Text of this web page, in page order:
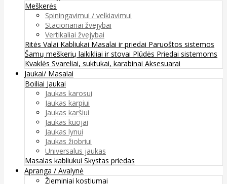
Meškerės
Spiningavimui / velkiavimui
Stacionariai žvejybai
Vertikaliai žvejybai
Ritės Valai Kabliukai Masalai ir priedai Paruoštos sistemos
Šamų meškerių laikikliai ir stovai Plūdės Priedai sistemoms
Kvaklės Svareliai, suktukai, karabinai Aksesuarai
Jaukai/ Masalai
Boiliai Jaukai
Jaukas karosui
Jaukas karpiui
Jaukas karšiui
Jaukas kuojai
Jaukas lynui
Jaukas žiobriui
Universalus jaukas
Masalas kabliukui Skystas priedas
Apranga / Avalynė
Žieminiai kostiumai